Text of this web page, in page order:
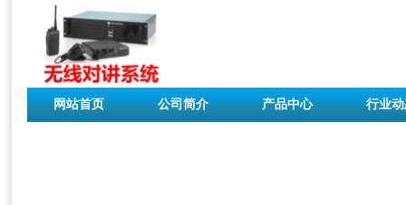
网站首页 公司简介 产品中心 行业